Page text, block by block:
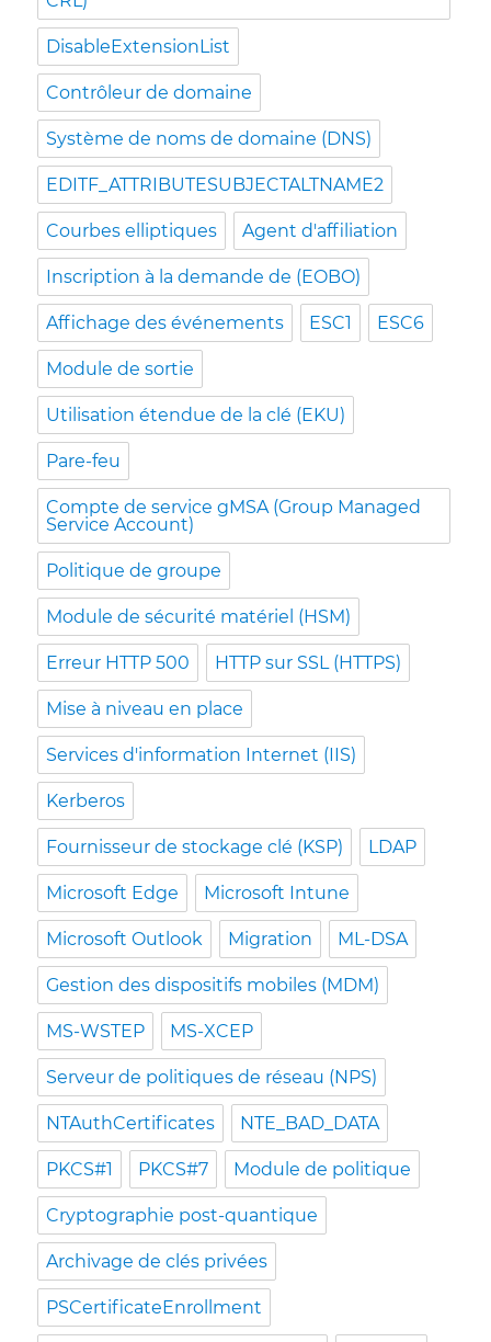
DisableExtensionList
Contrôleur de domaine
Système de noms de domaine (DNS)
EDITF_ATTRIBUTESUBJECTALTNAME2
Courbes elliptiques Agent d'affiliation
Inscription à la demande de (EOBO)
Affichage des événements ESC1 ESC6
Module de sortie
Utilisation étendue de la clé (EKU)
Pare-feu
Compte de service gMSA (Group Managed
Service Account)
Politique de groupe
Module de sécurité matériel (HSM)
Erreur HTTP 500 HTTP sur SSL (HTTPS)
Mise à niveau en place
Services d'information Internet (IIS)
Kerberos
Fournisseur de stockage clé (KSP) LDAP
Microsoft Edge Microsoft Intune
Microsoft Outlook Migration ML-DSA
Gestion des dispositifs mobiles (MDM)
MS-WSTEP MS-XCEP
Serveur de politiques de réseau (NPS)
NTAuthCertificates NTE_BAD_DATA
PKCS#1 PKCS#7 Module de politique
Cryptographie post-quantique
Archivage de clés privées
PSCertificateEnrollment